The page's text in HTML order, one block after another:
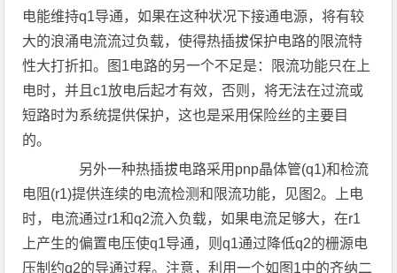
电能维持q1导通，如果在这种状况下接通电源，将有较
大的浪涌电流流过负载，使得热插拔保护电路的限流特
性大打折扣。图1电路的另一个不足是：限流功能只在上
电时，并且c1放电后起才有效，否则，将无法在过流或
短路时为系统提供保护，这也是采用保险丝的主要目
的。
另外一种热插拔电路采用pnp晶体管(q1)和检流
电阻(r1)提供连续的电流检测和限流功能，见图2。上电
时，电流通过r1和q2流入负载，如果电流足够大，在r1
上产生的偏置电压使q1导通，则q1通过降低q2的栅源电
压制约q2的导通过程。注意，利用一个如图1中的齐纳二